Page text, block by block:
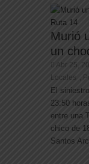
Murió
un
Abr 25,
Locales
El
23:50
entre una
chico de
Santos